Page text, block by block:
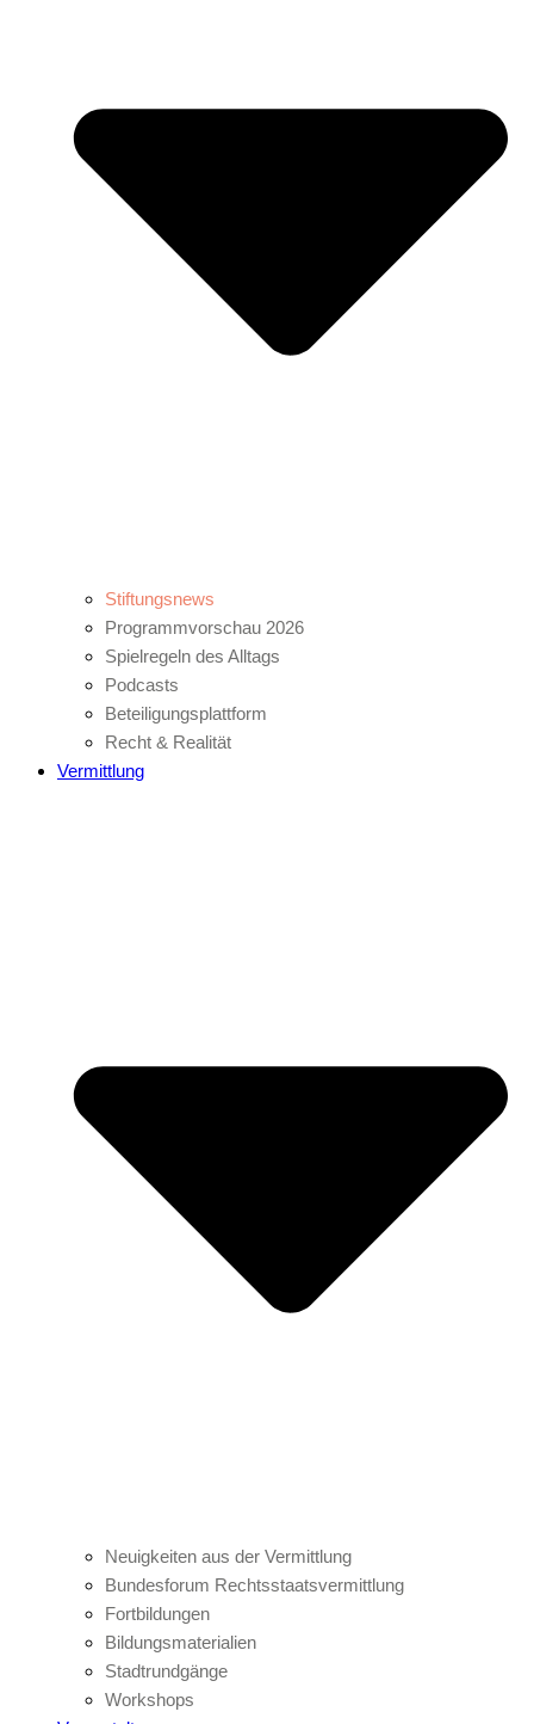
Stiftungsnews
Programmvorschau 2026
Spielregeln des Alltags
Podcasts
Beteiligungsplattform
Recht & Realität
Vermittlung
Neuigkeiten aus der Vermittlung
Bundesforum Rechtsstaatsvermittlung
Fortbildungen
Bildungsmaterialien
Stadtrundgänge
Workshops